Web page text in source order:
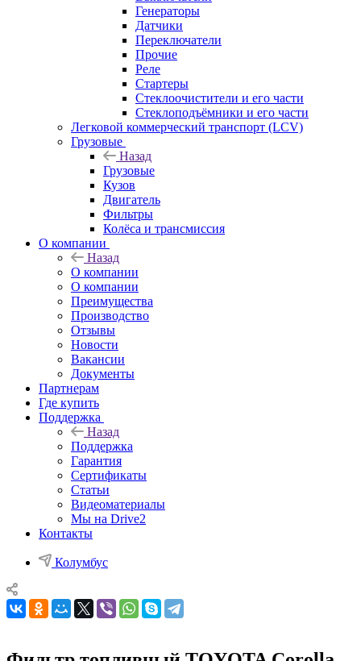
Генераторы
Датчики
Переключатели
Прочие
Реле
Стартеры
Стеклоочистители и его части
Стеклоподъёмники и его части
Легковой коммерческий транспорт (LCV)
Грузовые
Назад
Грузовые
Кузов
Двигатель
Фильтры
Колёса и трансмиссия
О компании
Назад
О компании
О компании
Преимущества
Производство
Отзывы
Новости
Вакансии
Документы
Партнерам
Где купить
Поддержка
Назад
Поддержка
Гарантия
Сертификаты
Статьи
Видеоматериалы
Мы на Drive2
Контакты
Колумбус